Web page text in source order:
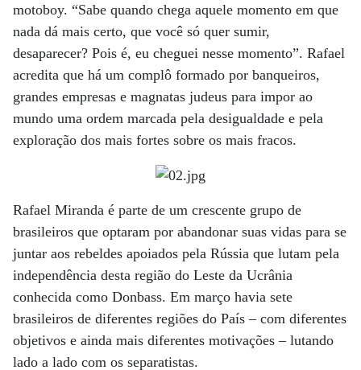
motoboy. “Sabe quando chega aquele momento em que
nada dá mais certo, que você só quer sumir,
desaparecer? Pois é, eu cheguei nesse momento”. Rafael
acredita que há um complô formado por banqueiros,
grandes empresas e magnatas judeus para impor ao
mundo uma ordem marcada pela desigualdade e pela
exploração dos mais fortes sobre os mais fracos.
Rafael Miranda é parte de um crescente grupo de
brasileiros que optaram por abandonar suas vidas para se
juntar aos rebeldes apoiados pela Rússia que lutam pela
independência desta região do Leste da Ucrânia
conhecida como Donbass. Em março havia sete
brasileiros de diferentes regiões do País – com diferentes
objetivos e ainda mais diferentes motivações – lutando
lado a lado com os separatistas.